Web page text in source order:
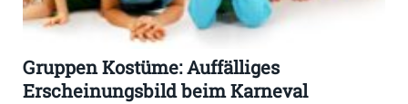
Gruppen Kostüme: Auffälliges
Erscheinungsbild beim Karneval